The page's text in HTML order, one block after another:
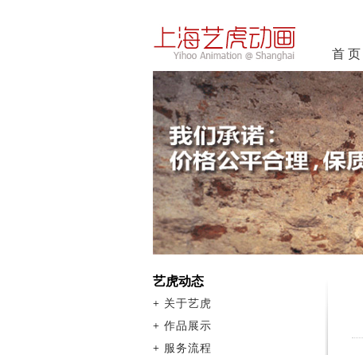
首 页
艺虎动态
+ 关于艺虎
+ 作品展示
+ 服务流程